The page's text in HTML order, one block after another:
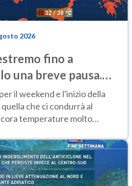
2026
fino a
una breve pausa.
il weekend e l'inizio della
che ci condurrà al
temperature molto